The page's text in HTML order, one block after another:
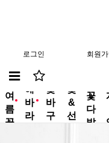
로그인 회원
new
여
름
꽃
new
해
바
라
꽃
바
구
꽃
&
선
꽃
다
발